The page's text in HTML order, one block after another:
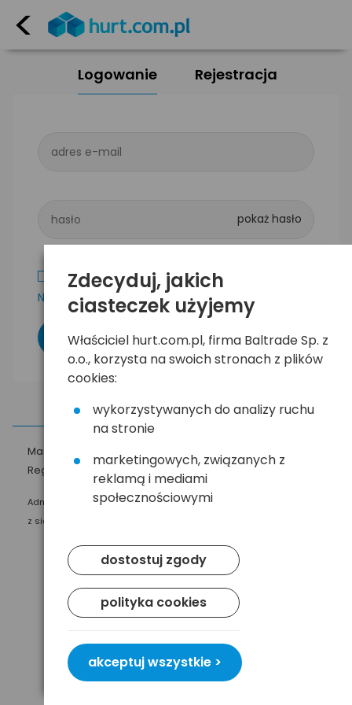
<
Logowanie Rejestracja
adres e-mail
hasło
Zapamiętaj mnie
Nie pamiętam hasła
Masz pytania?
Regulamin
Polityka prywatności
Administratorem Twoich danych osobowych jest Baltrade sp. z o.o.
z siedzibą w Gdańsku przy ul. Geodetów 24, 80-298 Gdańsk.
Zdecyduj, jakich
ciasteczek użyjemy
Właściciel hurt.com.pl, firma Baltrade Sp. z
o.o., korzysta na swoich stronach z plików
cookies:
wykorzystywanych do analizy ruchu
na stronie
marketingowych, związanych z
reklamą i mediami
społecznościowymi
dostostuj zgody
polityka cookies
akceptuj wszystkie >